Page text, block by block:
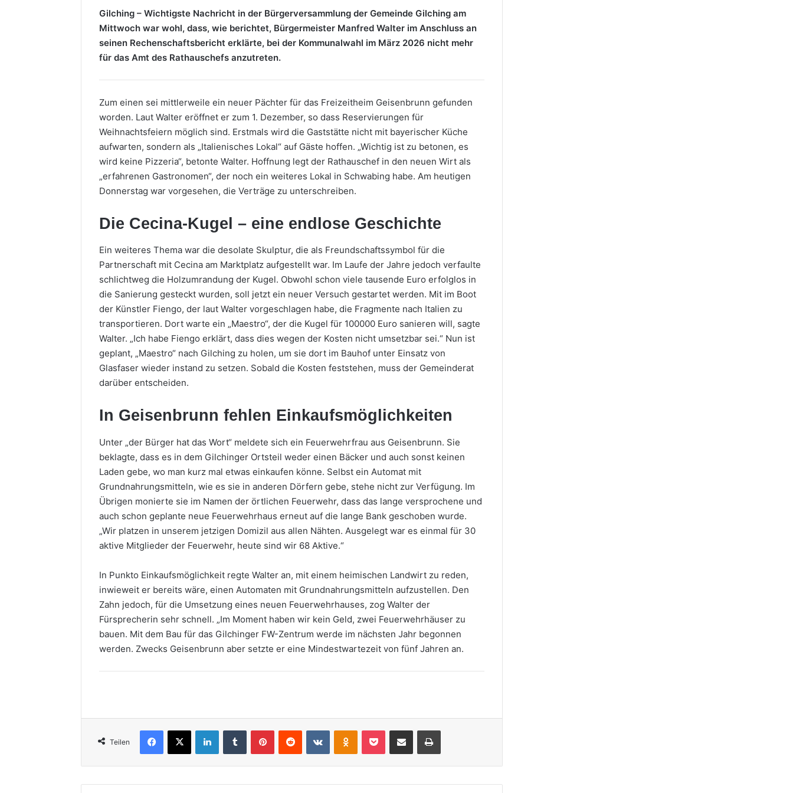
Gilching – Wichtigste Nachricht in der Bürgerversammlung der Gemeinde Gilching am
Mittwoch war wohl, dass, wie berichtet, Bürgermeister Manfred Walter im Anschluss an
seinen Rechenschaftsbericht erklärte, bei der Kommunalwahl im März 2026 nicht mehr
für das Amt des Rathauschefs anzutreten.
Zum einen sei mittlerweile ein neuer Pächter für das Freizeitheim Geisenbrunn gefunden
worden. Laut Walter eröffnet er zum 1. Dezember, so dass Reservierungen für
Weihnachtsfeiern möglich sind. Erstmals wird die Gaststätte nicht mit bayerischer Küche
aufwarten, sondern als „Italienisches Lokal“ auf Gäste hoffen. „Wichtig ist zu betonen, es
wird keine Pizzeria“, betonte Walter. Hoffnung legt der Rathauschef in den neuen Wirt als
„erfahrenen Gastronomen“, der noch ein weiteres Lokal in Schwabing habe. Am heutigen
Donnerstag war vorgesehen, die Verträge zu unterschreiben.
Die Cecina-Kugel – eine endlose Geschichte
Ein weiteres Thema war die desolate Skulptur, die als Freundschaftssymbol für die
Partnerschaft mit Cecina am Marktplatz aufgestellt war. Im Laufe der Jahre jedoch verfaulte
schlichtweg die Holzumrandung der Kugel. Obwohl schon viele tausende Euro erfolglos in
die Sanierung gesteckt wurden, soll jetzt ein neuer Versuch gestartet werden. Mit im Boot
der Künstler Fiengo, der laut Walter vorgeschlagen habe, die Fragmente nach Italien zu
transportieren. Dort warte ein „Maestro“, der die Kugel für 100000 Euro sanieren will, sagte
Walter. „Ich habe Fiengo erklärt, dass dies wegen der Kosten nicht umsetzbar sei.“ Nun ist
geplant, „Maestro“ nach Gilching zu holen, um sie dort im Bauhof unter Einsatz von
Glasfaser wieder instand zu setzen. Sobald die Kosten feststehen, muss der Gemeinderat
darüber entscheiden.
In Geisenbrunn fehlen Einkaufsmöglichkeiten
Unter „der Bürger hat das Wort“ meldete sich ein Feuerwehrfrau aus Geisenbrunn. Sie
beklagte, dass es in dem Gilchinger Ortsteil weder einen Bäcker und auch sonst keinen
Laden gebe, wo man kurz mal etwas einkaufen könne. Selbst ein Automat mit
Grundnahrungsmitteln, wie es sie in anderen Dörfern gebe, stehe nicht zur Verfügung. Im
Übrigen monierte sie im Namen der örtlichen Feuerwehr, dass das lange versprochene und
auch schon geplante neue Feuerwehrhaus erneut auf die lange Bank geschoben wurde.
„Wir platzen in unserem jetzigen Domizil aus allen Nähten. Ausgelegt war es einmal für 30
aktive Mitglieder der Feuerwehr, heute sind wir 68 Aktive.“
In Punkto Einkaufsmöglichkeit regte Walter an, mit einem heimischen Landwirt zu reden,
inwieweit er bereits wäre, einen Automaten mit Grundnahrungsmitteln aufzustellen. Den
Zahn jedoch, für die Umsetzung eines neuen Feuerwehrhauses, zog Walter der
Fürsprecherin sehr schnell. „Im Moment haben wir kein Geld, zwei Feuerwehrhäuser zu
bauen. Mit dem Bau für das Gilchinger FW-Zentrum werde im nächsten Jahr begonnen
werden. Zwecks Geisenbrunn aber setzte er eine Mindestwartezeit von fünf Jahren an.
Teilen
Facebook
X LinkedInTumblr PinterestReddit VKontakteOdnoklassniki
Pocket Teile per E-Mail Drucken